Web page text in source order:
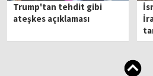
Trump'tan tehdit gibi
ateşkes açıklaması